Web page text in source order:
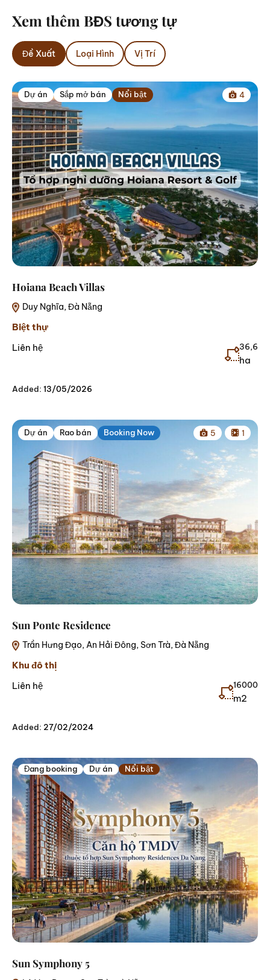
Xem thêm BĐS tương tự
Đề Xuất Loại Hình Vị Trí
Dự án Sắp mở bán Nổi bật 4
Hoiana Beach Villas
Duy Nghĩa, Đà Nẵng
Biệt thự
Liên hệ
36,6
ha
Added: 13/05/2026
Dự án Rao bán Booking Now 5 1
Sun Ponte Residence
Trần Hưng Đạo, An Hải Đông, Sơn Trà, Đà Nẵng
Khu đô thị
Liên hệ
16000
m2
Added: 27/02/2024
Đang booking Dự án Nổi bật
Sun Symphony 5